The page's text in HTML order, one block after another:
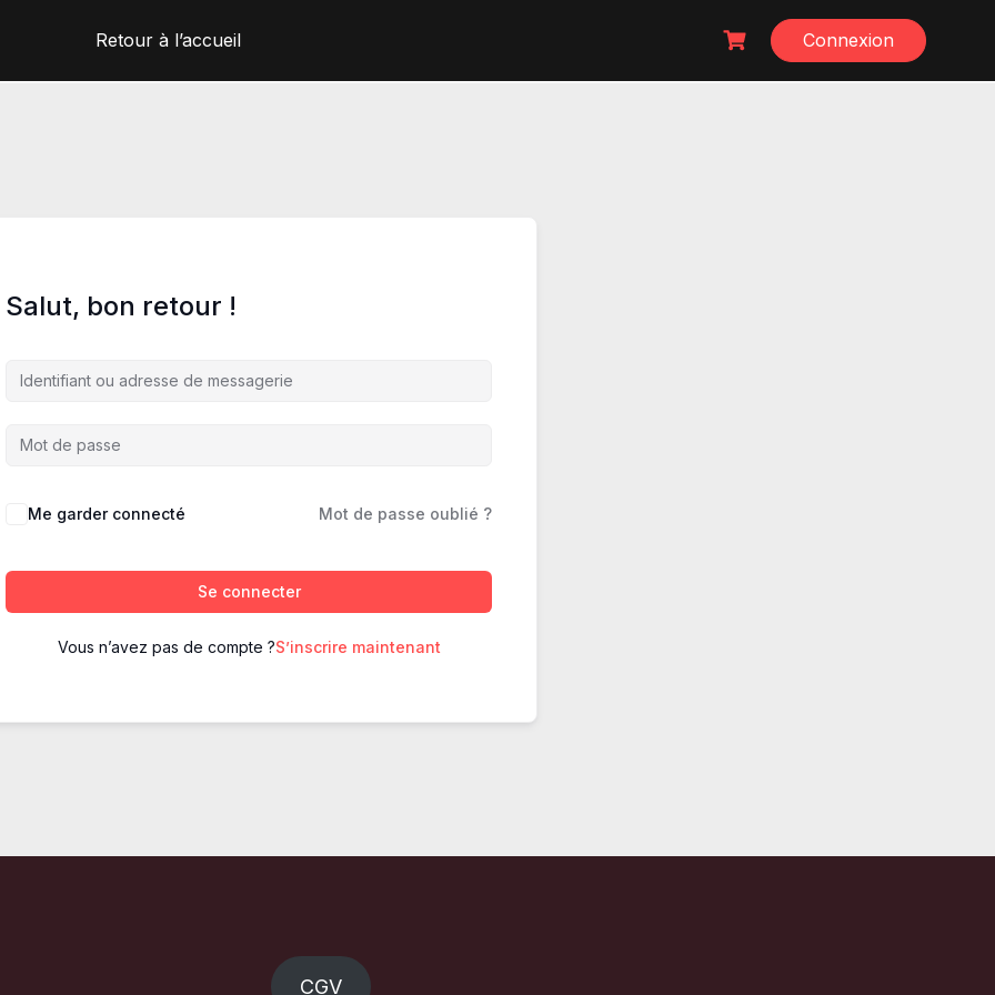
Retour à l’accueil Connexion
Salut, bon retour !
Me garder connecté Mot de passe oublié ?
Se connecter
Vous n’avez pas de compte ?S’inscrire maintenant
CGV